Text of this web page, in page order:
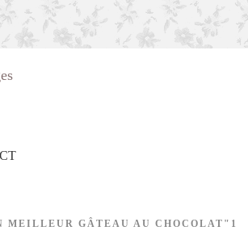
MEILLEUR GÂTEAU AU CHOCOLAT"1